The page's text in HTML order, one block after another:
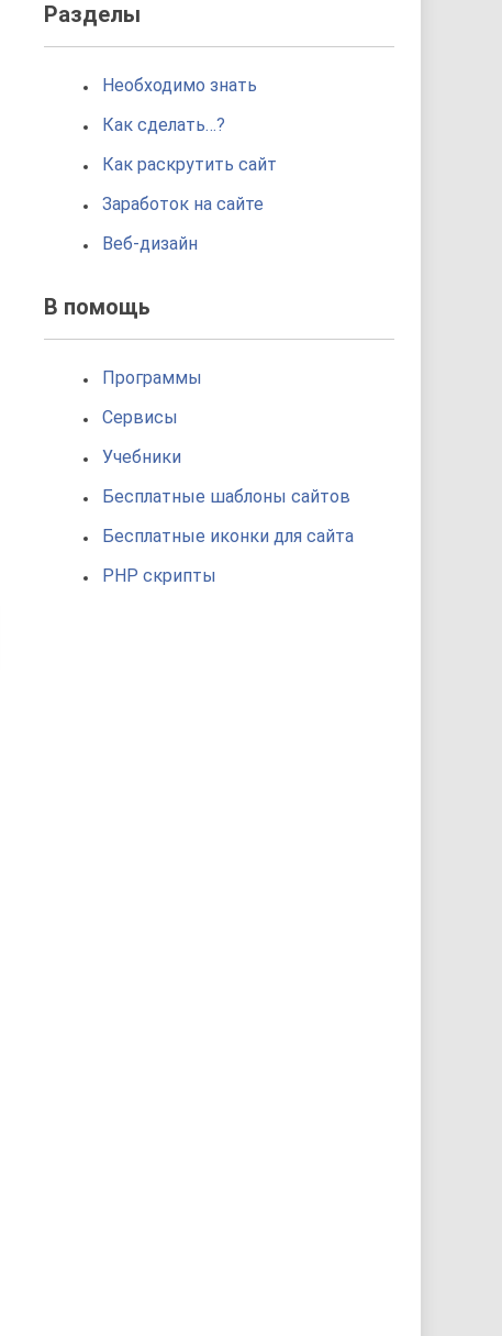
Разделы
Необходимо знать
Как сделать…?
Как раскрутить сайт
Заработок на сайте
Веб-дизайн
В помощь
Программы
Сервисы
Учебники
Бесплатные шаблоны сайтов
Бесплатные иконки для сайта
PHP скрипты